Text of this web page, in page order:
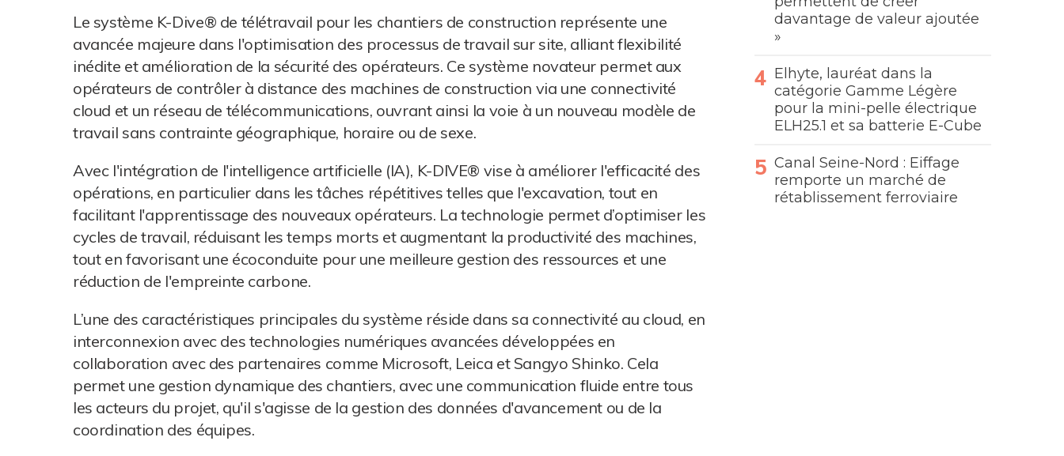
Le système K-Dive® de télétravail pour les chantiers de construction représente une
avancée majeure dans l'optimisation des processus de travail sur site, alliant flexibilité
inédite et amélioration de la sécurité des opérateurs. Ce système novateur permet aux
opérateurs de contrôler à distance des machines de construction via une connectivité
cloud et un réseau de télécommunications, ouvrant ainsi la voie à un nouveau modèle de
travail sans contrainte géographique, horaire ou de sexe.
Avec l'intégration de l'intelligence artificielle (IA), K-DIVE® vise à améliorer l'efficacité des
opérations, en particulier dans les tâches répétitives telles que l'excavation, tout en
facilitant l'apprentissage des nouveaux opérateurs. La technologie permet d’optimiser les
cycles de travail, réduisant les temps morts et augmentant la productivité des machines,
tout en favorisant une écoconduite pour une meilleure gestion des ressources et une
réduction de l'empreinte carbone.
L’une des caractéristiques principales du système réside dans sa connectivité au cloud, en
interconnexion avec des technologies numériques avancées développées en
collaboration avec des partenaires comme Microsoft, Leica et Sangyo Shinko. Cela
permet une gestion dynamique des chantiers, avec une communication fluide entre tous
les acteurs du projet, qu'il s'agisse de la gestion des données d'avancement ou de la
coordination des équipes.
davantage de valeur ajoutée
»
Elhyte, lauréat dans la
catégorie Gamme Légère
pour la mini-pelle électrique
ELH25.1 et sa batterie E-Cube
Canal Seine-Nord : Eiffage
remporte un marché de
rétablissement ferroviaire